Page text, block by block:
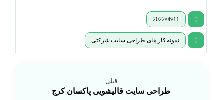
2022/06/11
نمونه کار های طراحی سایت شرکتی
قبلی
طراحی سایت قالیشویی پاکسان کرج